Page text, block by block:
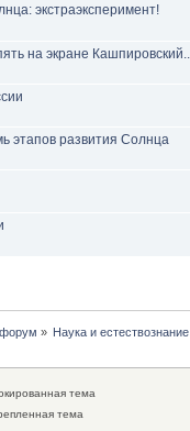
экстраэксперимент!
на экране Кашпировский...
этапов развития Солнца
» Наука и естествознание
тема
тема